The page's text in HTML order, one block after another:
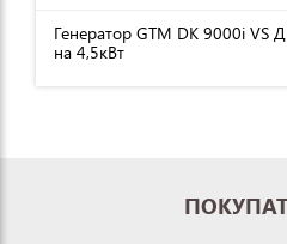
Генератор GTM DK 9000i VS
на 4,5кВт